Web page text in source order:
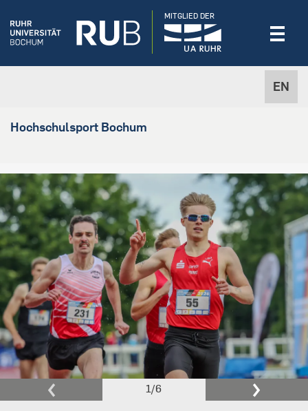
EN
MITGLIED DER
Hochschulsport Bochum
1/6